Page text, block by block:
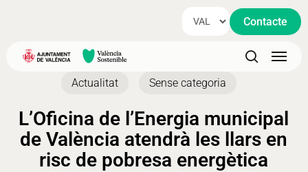
content
Contacte
search
Menu
Actualitat Sense categoria
L’Oficina de l’Energia municipal
de València atendrà les llars en
risc de pobresa energètica